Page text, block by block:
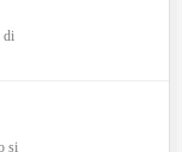
di
si